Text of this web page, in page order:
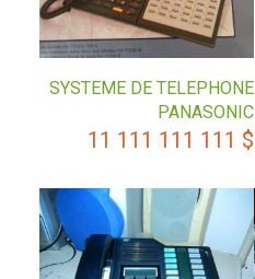
SYSTEME DE TELEPHONE
PANASONIC
11 111 111 111 $